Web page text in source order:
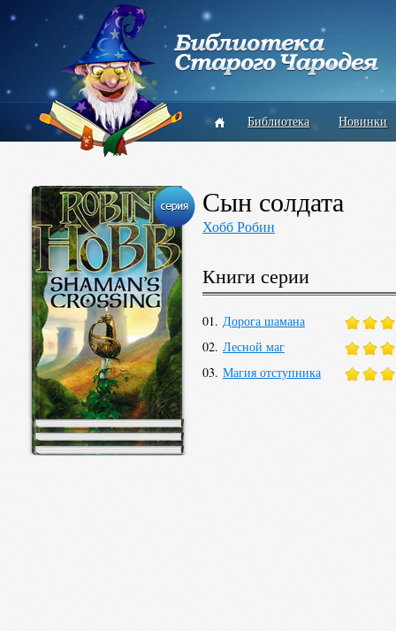
Библиотека Новинки
Сын солдата
Хобб Робин
Книги серии
01. Дорога шамана
02. Лесной маг
03. Магия отступника